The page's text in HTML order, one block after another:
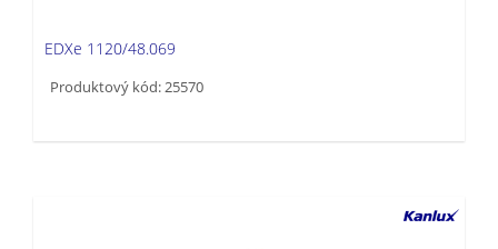
EDXe 1120/48.069
Produktový kód: 25570